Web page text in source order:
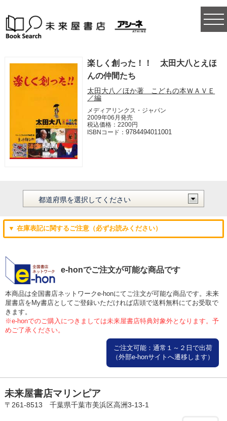
楽しく創った！！ 太田大八とえほ
んの仲間たち
太田大八／ほか著 こどもの本ＷＡＶＥ
／編
メディアリンクス・ジャパン
2009年06月発売
税込価格：2200円
ISBNコード：9784494011001
▼ 在庫表記に関するご注意（必ずお読みください）
e-honでご注文が可能な商品です
本商品は全国書店ネットワークe-honにてご注文が可能な商品です。未来
屋書店をMy書店としてご登録いただければ店頭で送料無料にてお受取で
きます。
※e-honでのご購入につきましては未来屋書店特典対象外となります。予
めご了承ください。
ご注文可能：通常１～２日で出荷
（外部e-honサイトへ遷移します）
未来屋書店マリンピア
〒261-8513 千葉県千葉市美浜区高洲3-13-1